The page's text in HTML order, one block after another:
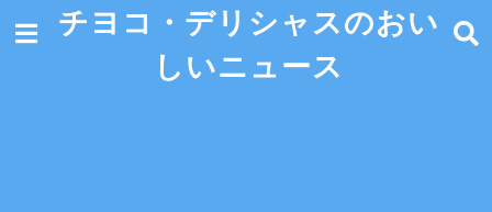
チヨコ・デリシャスのおい
しいニュース